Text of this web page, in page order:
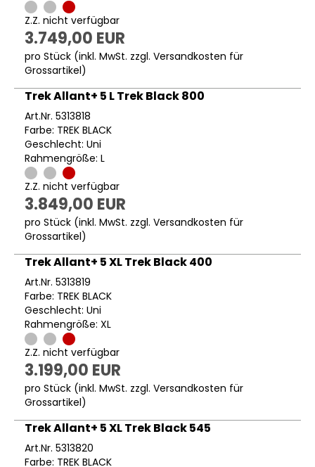
Z.Z. nicht verfügbar
3.749,00 EUR
pro Stück (inkl. MwSt. zzgl. Versandkosten für
Grossartikel)
Trek Allant+ 5 L Trek Black 800
Art.Nr. 5313818
Farbe: TREK BLACK
Geschlecht: Uni
Rahmengröße: L
Z.Z. nicht verfügbar
3.849,00 EUR
pro Stück (inkl. MwSt. zzgl. Versandkosten für
Grossartikel)
Trek Allant+ 5 XL Trek Black 400
Art.Nr. 5313819
Farbe: TREK BLACK
Geschlecht: Uni
Rahmengröße: XL
Z.Z. nicht verfügbar
3.199,00 EUR
pro Stück (inkl. MwSt. zzgl. Versandkosten für
Grossartikel)
Trek Allant+ 5 XL Trek Black 545
Art.Nr. 5313820
Farbe: TREK BLACK